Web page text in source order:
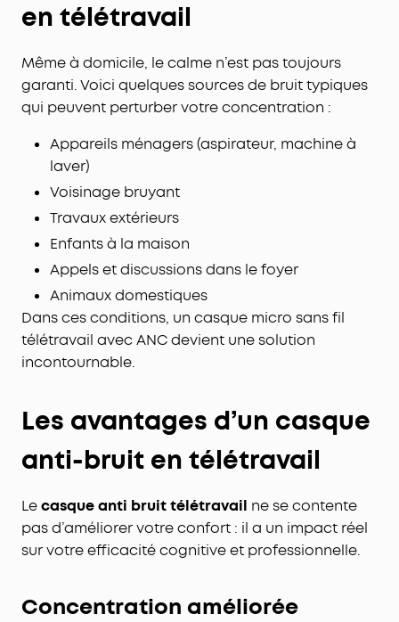
en télétravail
Même à domicile, le calme n’est pas toujours
garanti. Voici quelques sources de bruit typiques
qui peuvent perturber votre concentration :
Appareils ménagers (aspirateur, machine à
laver)
Voisinage bruyant
Travaux extérieurs
Enfants à la maison
Appels et discussions dans le foyer
Animaux domestiques
Dans ces conditions, un casque micro sans fil
télétravail avec ANC devient une solution
incontournable.
Les avantages d’un casque
anti-bruit en télétravail
Lecasque anti bruit télétravail ne se contente
pas d’améliorer votre confort : il a un impact réel
sur votre efficacité cognitive et professionnelle.
Concentration améliorée